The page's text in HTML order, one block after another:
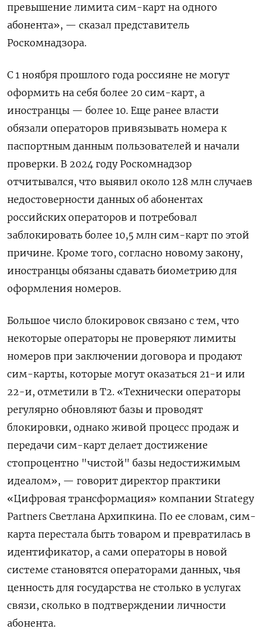
превышение лимита сим-карт на одного
абонента», — сказал представитель
Роскомнадзора.
С 1 ноября прошлого года россияне не могут
оформить на себя более 20 сим-карт, а
иностранцы — более 10. Еще ранее власти
обязали операторов привязывать номера к
паспортным данным пользователей и начали
проверки. В 2024 году Роскомнадзор
отчитывался, что выявил около 128 млн случаев
недостоверности данных об абонентах
российских операторов и потребовал
заблокировать более 10,5 млн сим-карт по этой
причине. Кроме того, согласно новому закону,
иностранцы обязаны сдавать биометрию для
оформления номеров.
Большое число блокировок связано с тем, что
некоторые операторы не проверяют лимиты
номеров при заключении договора и продают
сим-карты, которые могут оказаться 21-и или
22-и, отметили в Т2. «Технически операторы
регулярно обновляют базы и проводят
блокировки, однако живой процесс продаж и
передачи сим-карт делает достижение
стопроцентно "чистой" базы недостижимым
идеалом», — говорит директор практики
«Цифровая трансформация» компании Strategy
Partners Светлана Архипкина. По ее словам, сим-
карта перестала быть товаром и превратилась в
идентификатор, а сами операторы в новой
системе становятся операторами данных, чья
ценность для государства не столько в услугах
связи, сколько в подтверждении личности
абонента.